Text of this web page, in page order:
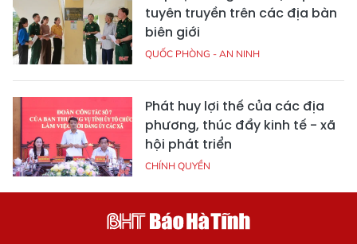
tuyên truyền trên các địa bàn
biên giới
QUỐC PHÒNG - AN NINH
Phát huy lợi thế của các địa
phương, thúc đẩy kinh tế - xã
hội phát triển
CHÍNH QUYỀN